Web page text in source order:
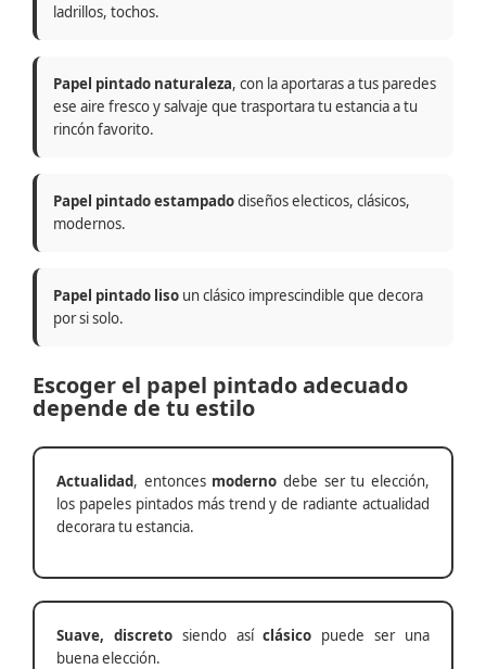
ladrillos, tochos.
Papel pintado naturaleza, con la aportaras a tus paredes
ese aire fresco y salvaje que trasportara tu estancia a tu
rincón favorito.
Papel pintado estampadodiseños electicos, clásicos,
modernos.
Papel pintado liso un clásico imprescindible que decora
por si solo.
Escoger el papel pintado adecuado
depende de tu estilo
Actualidad, entonces moderno debe ser tu elección,
los papeles pintados más trend y de radiante actualidad
decorara tu estancia.
Suave, discretosiendo asíclásico puede ser una
buena elección.